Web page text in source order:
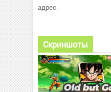
адрес.
Скриншоты